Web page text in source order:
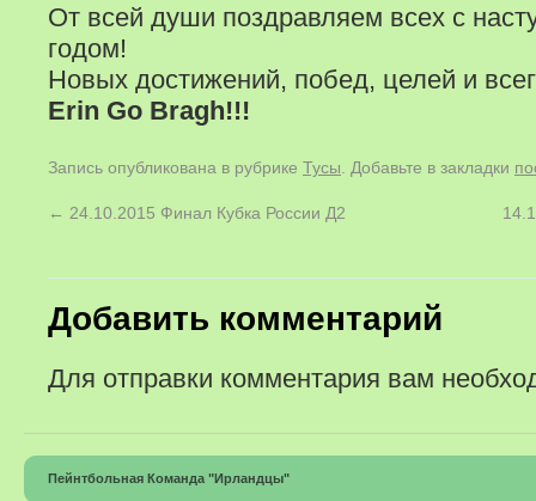
От всей души поздравляем всех с
годом!
Новых достижений, побед, целей и
Erin Go Bragh!!!
Запись опубликована в рубрике Тусы . Добавьте в закладки
← 24.10.2015 Финал Кубка России Д2
Добавить комментарий
Для отправки комментария вам
Пейнтбольная Команда "Ирландцы"